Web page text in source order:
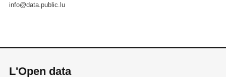
info@data.public.lu
L'Open data